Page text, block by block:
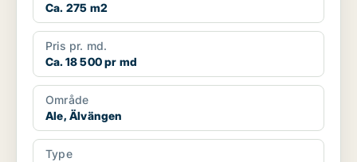
Ca. 275 m2
Pris pr. md.
Ca. 18 500 pr md
Område
Ale, Älvängen
Type